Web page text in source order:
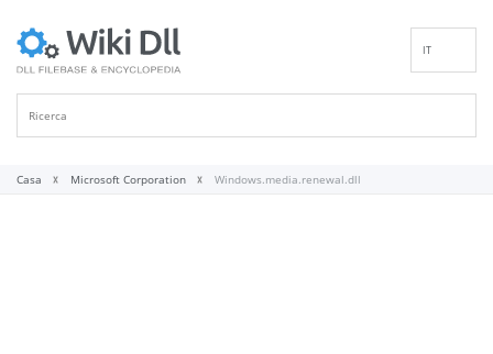
IT
Casa Microsoft Corporation Windows.media.renewal.dll